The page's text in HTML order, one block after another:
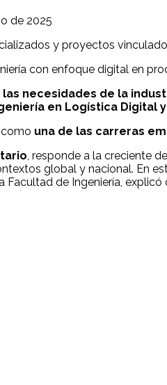
de 2025
y proyectos
necesidades de la
en Logística Digital
una de las carreras
, responde a la creciente
global y nacional. En
Facultad de Ingeniería,